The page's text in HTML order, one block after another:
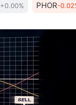
+0.00% PHOR-